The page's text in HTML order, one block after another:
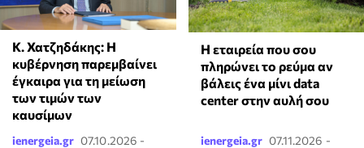
Κ. Χατζηδάκης: Η
κυβέρνηση παρεμβαίνει
έγκαιρα για τη μείωση
των τιμών των
καυσίμων
ienergeia.gr 07.10.2026 -
Η εταιρεία που σου
πληρώνει το ρεύμα αν
βάλεις ένα μίνι data
center στην αυλή σου
ienergeia.gr 07.11.2026 -